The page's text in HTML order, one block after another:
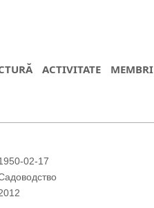
ACTIVITATE MEMBRI
02-17